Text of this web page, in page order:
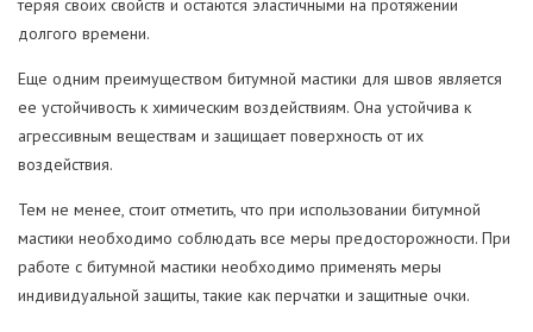
теряя своих свойств и остаются эластичными на протяжении
долгого времени.
Еще одним преимуществом битумной мастики для швов является
ее устойчивость к химическим воздействиям. Она устойчива к
агрессивным веществам и защищает поверхность от их
воздействия.
Тем не менее, стоит отметить, что при использовании битумной
мастики необходимо соблюдать все меры предосторожности. При
работе с битумной мастики необходимо применять меры
индивидуальной защиты, такие как перчатки и защитные очки.